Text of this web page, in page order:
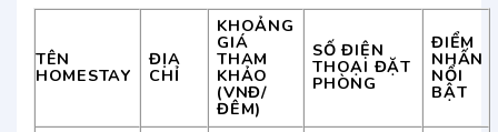
TÊN
HOMESTAY
ĐỊA
CHỈ
KHOẢNG
GIÁ
THAM
KHẢO
(VNĐ/
ĐÊM)
SỐ ĐIỆN
THOẠI ĐẶT
PHÒNG
ĐIỂM
NHẤN
NỔI
BẬT